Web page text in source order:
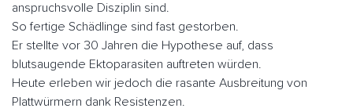
anspruchsvolle Disziplin sind.
So fertige Schädlinge sind fast gestorben.
Er stellte vor 30 Jahren die Hypothese auf, dass
blutsaugende Ektoparasiten auftreten würden.
Heute erleben wir jedoch die rasante Ausbreitung von
Plattwürmern dank Resistenzen.